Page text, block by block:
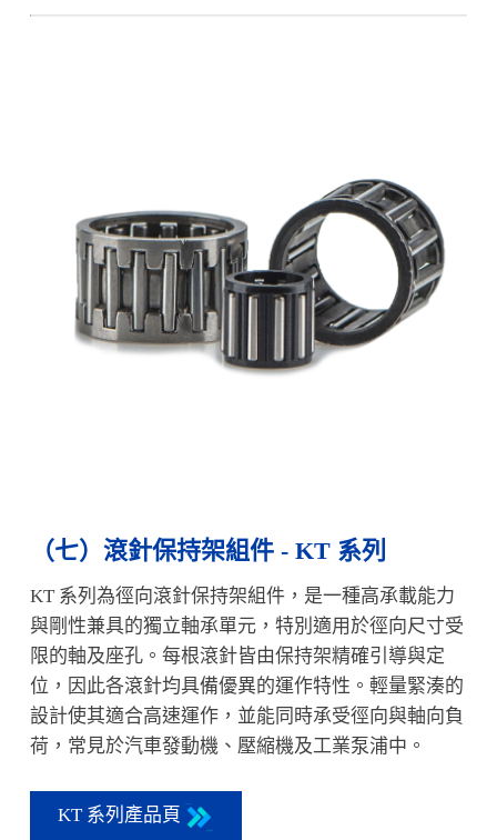
（七）滾針保持架組件 - KT 系列
KT 系列為徑向滾針保持架組件，是一種高承載能力
與剛性兼具的獨立軸承單元，特別適用於徑向尺寸受
限的軸及座孔。每根滾針皆由保持架精確引導與定
位，因此各滾針均具備優異的運作特性。輕量緊湊的
設計使其適合高速運作，並能同時承受徑向與軸向負
荷，常見於汽車發動機、壓縮機及工業泵浦中。
KT 系列產品頁